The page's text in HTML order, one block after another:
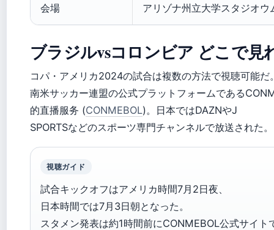
会場 アリゾナ州立大学スタジオウ
ブラジルvsコロンビア どこで見
コパ・アメリカ2024の試合は複数の方法で視聴可能だ
南米サッカー連盟の公式プラットフォームである
的直播服务 (CONMEBOL)。日本ではDAZNやJ
SPORTSなどのスポーツ専門チャンネルで放送された。
視聴ガイド
試合キックオフはアメリカ時間7月2日夜、
日本時間では7月3日朝となった。
スタメン発表は約1時間前にCONMEBOL公式サイト